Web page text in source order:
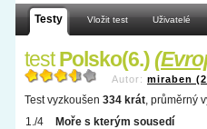
Testy Vložit test Uživatelé
testPolsko(6.)(
Autor: miraben
Test vyzkoušen 334 krát, průměrný
Moře s kterým sousedí